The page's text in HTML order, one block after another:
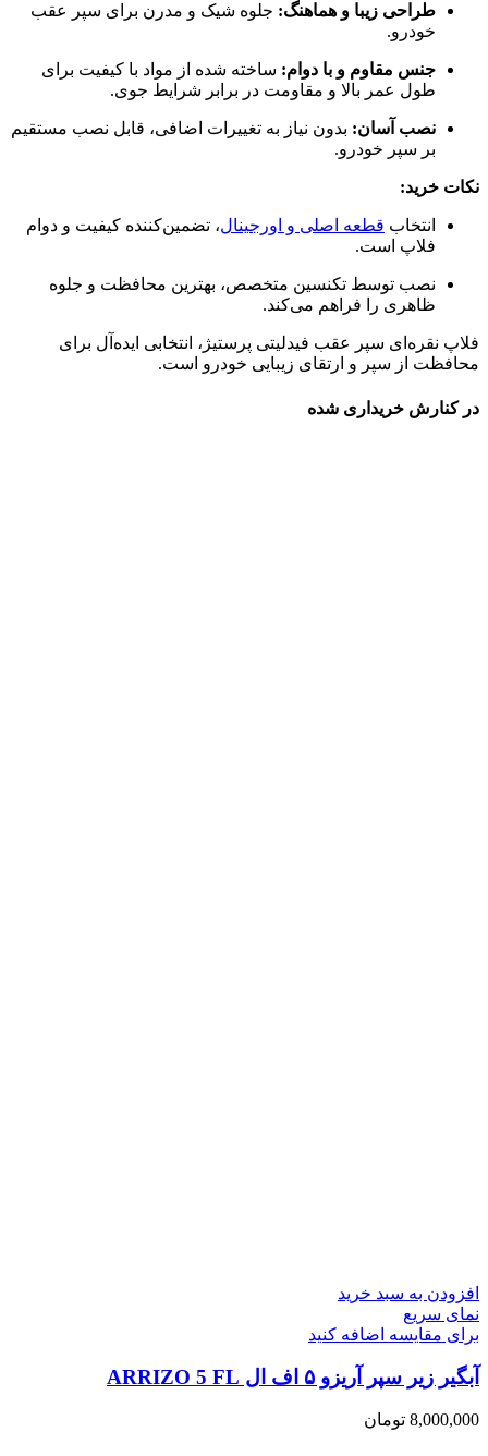
طراحی زیبا و هماهنگ: جلوه شیک و مدرن برای سپر عقب
خودرو.
جنس مقاوم و با دوام: ساخته شده از مواد با کیفیت برای
طول عمر بالا و مقاومت در برابر شرایط جوی.
نصب آسان: بدون نیاز به تغییرات اضافی، قابل نصب مستقیم
بر سپر خودرو.
نکات خرید:
انتخاب قطعه اصلی و اورجینال، تضمین‌کننده کیفیت و دوام
فلاپ است.
نصب توسط تکنسین متخصص، بهترین محافظت و جلوه
ظاهری را فراهم می‌کند.
فلاپ نقره‌ای سپر عقب فیدلیتی پرستیژ، انتخابی ایده‌آل برای
محافظت از سپر و ارتقای زیبایی خودرو است.
در کنارش خریداری شده
افزودن به سبد خرید
نمای سریع
برای مقایسه اضافه کنید
آبگیر زیر سپر آریزو ۵ اف ال ARRIZO 5 FL
8,000,000 تومان